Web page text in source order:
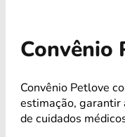
Convênio
Convênio Petlove
estimação, garantir
de cuidados